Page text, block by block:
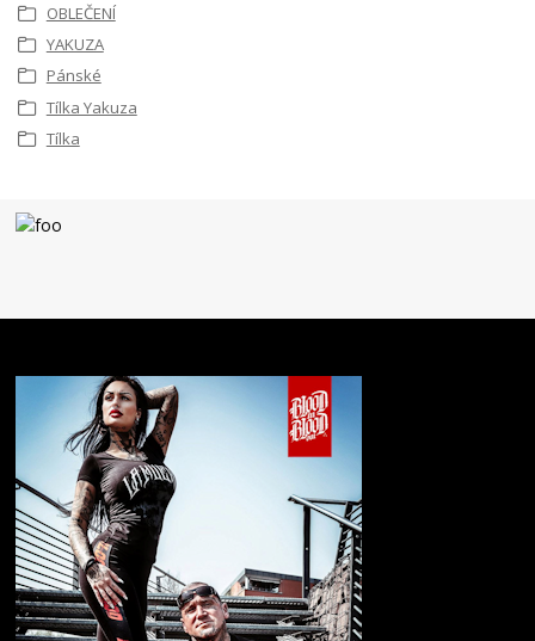
OBLEČENÍ
YAKUZA
Pánské
Tílka Yakuza
Tílka